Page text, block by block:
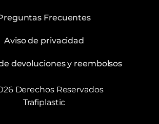
Frecuentes
Aviso de privacidad
devoluciones y reembolsos
Derechos Reservados
Trafiplastic